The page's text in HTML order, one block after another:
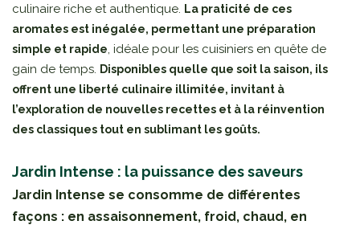
culinaire riche et authentique. La praticité de ces
aromates est inégalée, permettant une préparation
simple et rapide, idéale pour les cuisiniers en quête de
gain de temps. Disponibles quelle que soit la saison, ils
offrent une liberté culinaire illimitée, invitant à
l’exploration de nouvelles recettes et à la réinvention
des classiques tout en sublimant les goûts.
Jardin Intense : la puissance des saveurs
Jardin Intense se consomme de différentes
façons : en assaisonnement, froid, chaud, en